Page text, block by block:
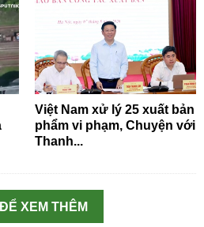
Việt Nam xử lý 25 xuất bản
phẩm vi phạm, Chuyện với
Thanh...
XEM THÊM